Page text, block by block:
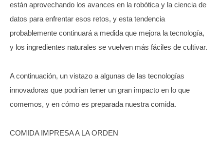
están aprovechando los avances en la robótica y la ciencia de
datos para enfrentar esos retos, y esta tendencia
probablemente continuará a medida que mejora la tecnología,
y los ingredientes naturales se vuelven más fáciles de cultivar.
A continuación, un vistazo a algunas de las tecnologías
innovadoras que podrían tener un gran impacto en lo que
comemos, y en cómo es preparada nuestra comida.
COMIDA IMPRESA A LA ORDEN